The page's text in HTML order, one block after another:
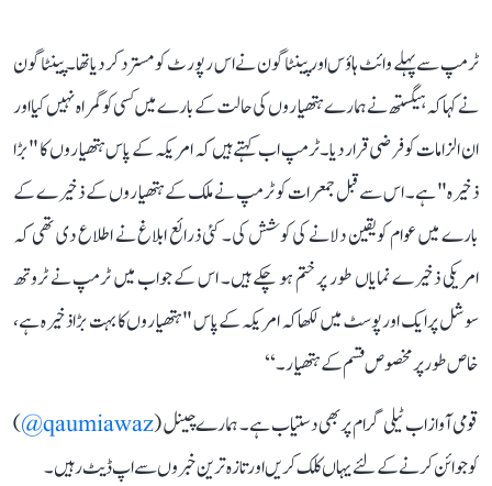
ٹرمپ سے پہلے وائٹ ہاؤس اور پینٹاگون نے اس رپورٹ کو مسترد کر دیا تھا۔ پینٹاگون
نے کہا کہ ہیگستھ نے ہمارے ہتھیاروں کی حالت کے بارے میں کسی کو گمراہ نہیں کیا اور
ان الزامات کو فرضی قرار دیا۔ٹرمپ اب کہتے ہیں کہ امریکہ کے پاس ہتھیاروں کا "بڑا
ذخیرہ" ہے۔ اس سے قبل جمعرات کو ٹرمپ نے ملک کے ہتھیاروں کے ذخیرے کے
بارے میں عوام کو یقین دلانے کی کوشش کی۔ کئی ذرائع ابلاغ نے اطلاع دی تھی کہ
امریکی ذخیرے نمایاں طور پر ختم ہو چکے ہیں۔ اس کے جواب میں ٹرمپ نے ٹروتھ
سوشل پر ایک اور پوسٹ میں لکھا کہ امریکہ کے پاس "ہتھیاروں کا بہت بڑا ذخیرہ ہے،
خاص طور پر مخصوص قسم کے ہتھیار۔‘‘
قومی آواز اب ٹیلی گرام پر بھی دستیاب ہے۔ ہمارے چینل (qaumiawaz@
)
کو جوائن کرنے کے لئے یہاں کلک کریں اور تازہ ترین خبروں سے اپ ڈیٹ رہیں۔